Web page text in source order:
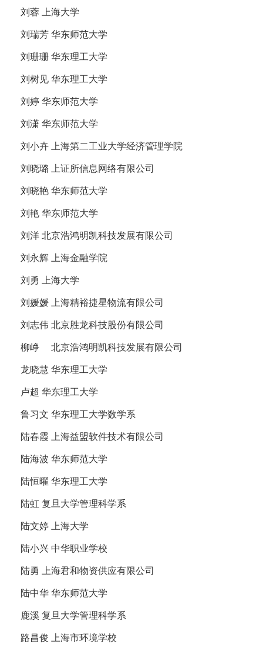
刘蓉 上海大学
刘瑞芳 华东师范大学
刘珊珊 华东理工大学
刘树见 华东理工大学
刘婷 华东师范大学
刘潇 华东师范大学
刘小卉 上海第二工业大学经济管理学院
刘晓璐 上证所信息网络有限公司
刘晓艳 华东师范大学
刘艳 华东师范大学
刘洋 北京浩鸿明凯科技发展有限公司
刘永辉 上海金融学院
刘勇 上海大学
刘媛媛 上海精裕捷星物流有限公司
刘志伟 北京胜龙科技股份有限公司
柳峥 北京浩鸿明凯科技发展有限公司
龙晓慧 华东理工大学
卢超 华东理工大学
鲁习文 华东理工大学数学系
陆春霞 上海益盟软件技术有限公司
陆海波 华东师范大学
陆恒曜 华东理工大学
陆虹 复旦大学管理科学系
陆文婷 上海大学
陆小兴 中华职业学校
陆勇 上海君和物资供应有限公司
陆中华 华东师范大学
鹿溪 复旦大学管理科学系
路昌俊 上海市环境学校